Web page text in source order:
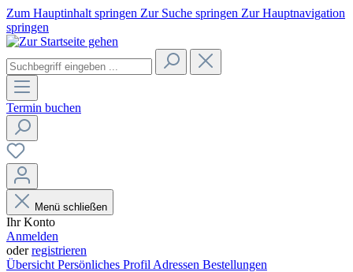
Zum Hauptinhalt springen Zur Suche springen Zur Hauptnavigation
springen
Termin buchen
Menü schließen
Ihr Konto
Anmelden
oderregistrieren
Übersicht Persönliches Profil Adressen Bestellungen